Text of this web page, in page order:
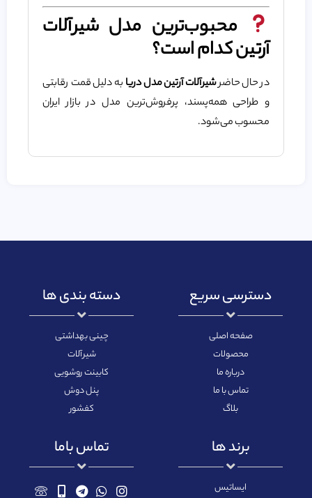
محبوب‌ترین مدل شیرآلات
آرتین کدام است؟
در حال حاضرشیرآلات آرتین مدل دریا به دلیل قمت رقابتی
و طراحی همه‌پسند، پرفروش‌ترین مدل در بازار ایران
محسوب می‌شود.
دسترسی سریع
صفحه اصلی
محصولات
درباره ما
تماس با ما
بلاگ
دسته بندی ها
چینی بهداشتی
شیرآلات
کابینت روشویی
پنل دوش
کفشور
برند ها
ایساتیس
تماس باما